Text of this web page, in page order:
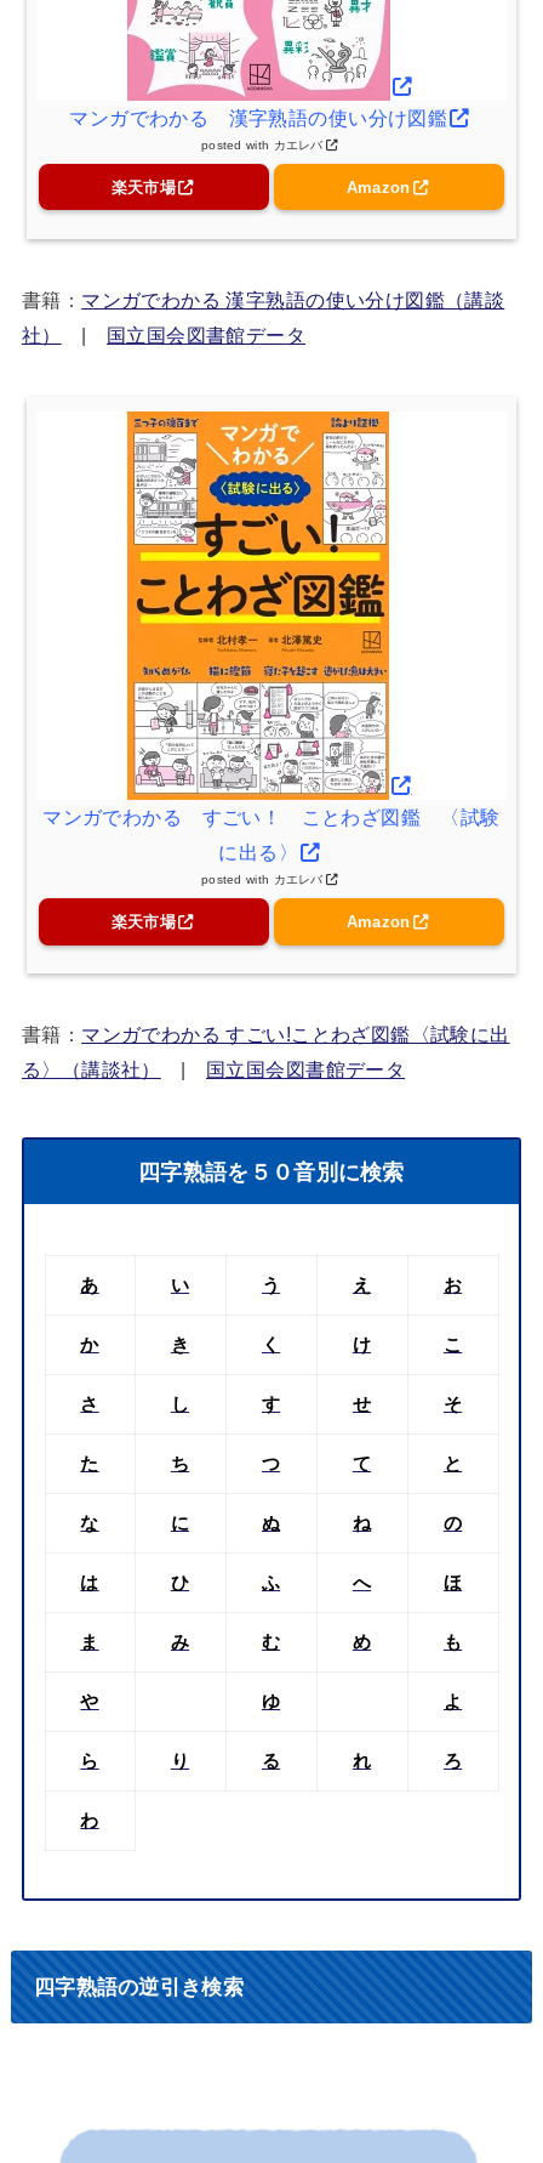
マンガでわかる 漢字熟語の使い分け図鑑
posted with カエレバ
楽天市場 Amazon
書籍： マンガでわかる 漢字熟語の使い分け図鑑（講談
社）
| 国立国会図書館データ
マンガでわかる すごい！ ことわざ図鑑 〈試験
に出る〉
posted with カエレバ
楽天市場 Amazon
書籍： マンガでわかる すごい!ことわざ図鑑〈試験に出
る〉（講談社）
| 国立国会図書館データ
四字熟語を５０音別に検索
あ い う え お
か き く け こ
さ し す せ そ
た ち つ て と
な に ぬ ね の
は ひ ふ へ ほ
ま み む め も
や ゆ よ
ら り る れ ろ
わ
四字熟語の逆引き検索